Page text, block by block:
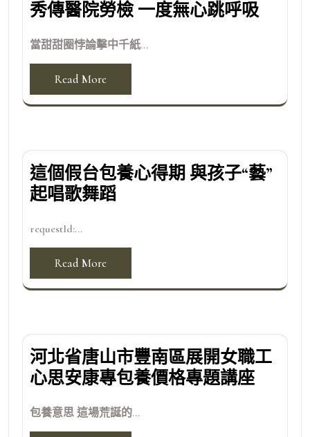
秀傳醫院勞檢 一度無心跳呼吸
當甜甜圈悖論擊中千紙...
Read More
這個假台包養心得期 與孩子“藝”
起唱歌舞蹈
requestId:...
Read More
河北省唐山市豐南區展開女職工
心思安康專包養價格專題講座
包養意思 這場荒誕的...